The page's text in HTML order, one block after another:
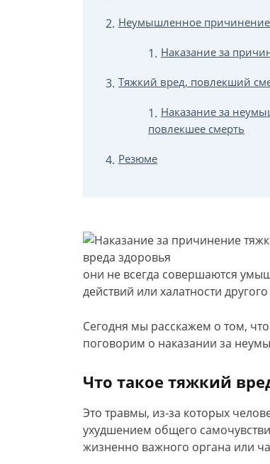
Неумышленное причинение
Наказание за
Тяжкий вред, повлекший
Наказание за
повлекшее смерть
Резюме
они не всегда совершаются
действий или халатности
Сегодня мы расскажем о том,
поговорим о наказании за
Что такое тяжкий
Это травмы, из-за которых
ухудшением общего
жизненно важного органа или